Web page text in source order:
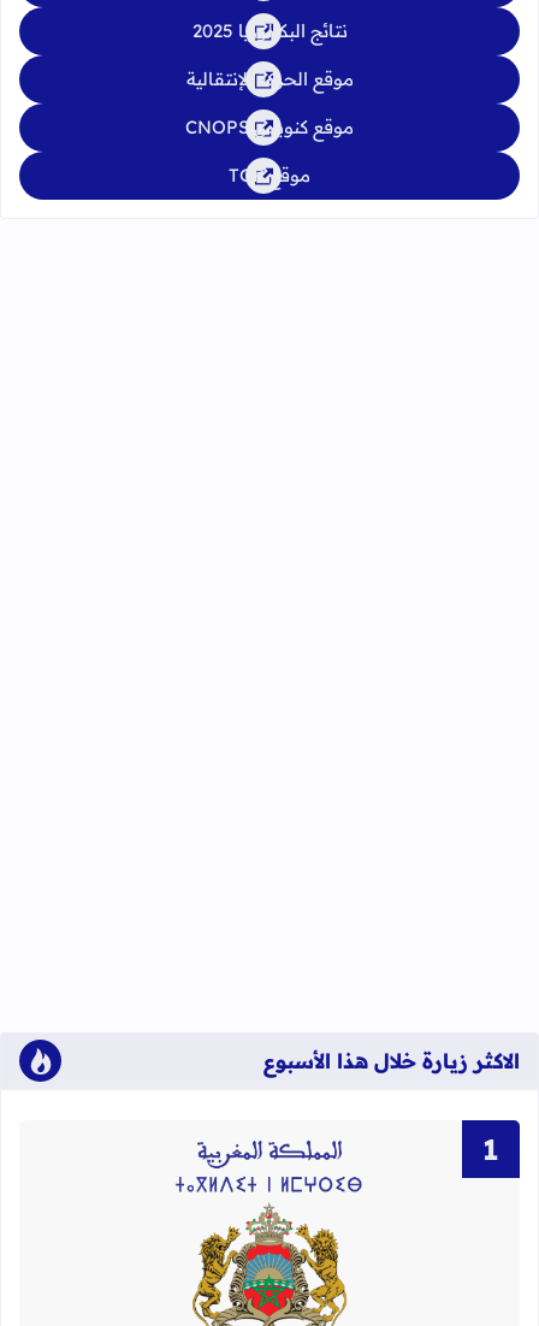
نتائج البكالوريا 2025
موقع الحركة الإنتقالية
موقع كنوبس CNOPS
موقع TGR
الاكثر زيارة خلال هذا الأسبوع